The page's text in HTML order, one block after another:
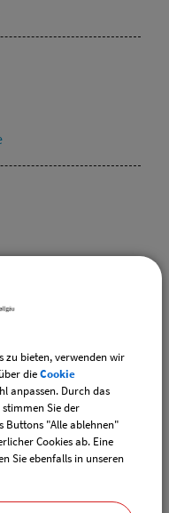
zu bieten, verwenden wir
dieCookie
anpassen. Durch das
Sie der
Buttons "Alle ablehnen"
Cookies ab. Eine
Sie ebenfalls in unseren